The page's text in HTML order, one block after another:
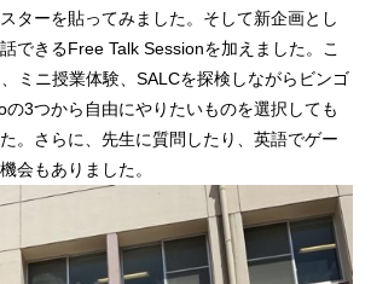
ターを貼ってみました。そして新企画とし
できるFree Talk Sessionを加えました。こ
ミニ授業体験、SALCを探検しながらビンゴ
の3つから自由にやりたいものを選択しても
。さらに、先生に質問したり、英語でゲー
会もありました。